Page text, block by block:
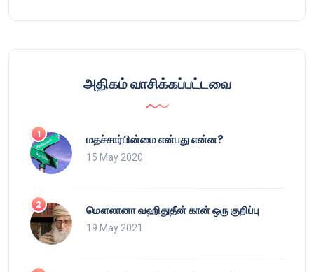
அதிகம் வாசிக்கப்பட்டவை
மதச்சார்பின்மை என்பது என்ன?
15 May 2020
மௌலானா வஹிதுதீன் கான் ஒரு குறிப்பு
19 May 2021